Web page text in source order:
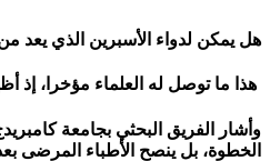
هل يمكن لدواء الأسبرين الذي يعد
هذا ما توصل له العلماء مؤخرا، إذ
وأشار الفريق البحثي بجامعة
الخطوة، بل ينصح الأطباء المرضى